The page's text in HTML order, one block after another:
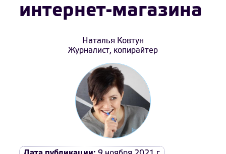
интернет-магазина
Наталья Ковтун
Журналист, копирайтер